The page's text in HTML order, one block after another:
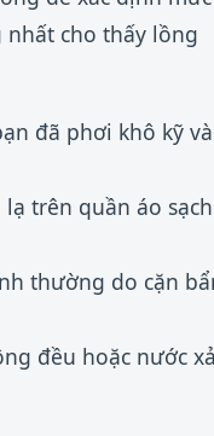
cho thấy lồng
đã phơi khô kỹ và
trên quần áo sạch
thường do cặn
đều hoặc nước xả